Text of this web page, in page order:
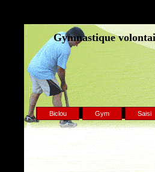
Biclou Gym Saisi
Gymnastique